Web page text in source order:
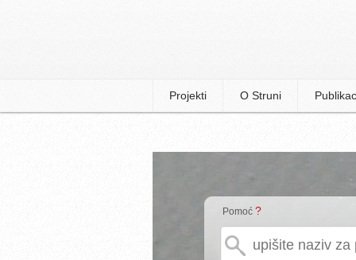
Projekti O Struni
Pomoć ?